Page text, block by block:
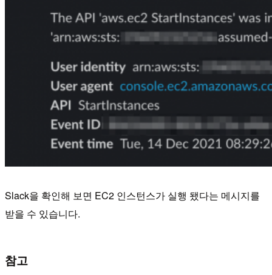
Slack을 확인해 보면 EC2 인스턴스가 실행 됐다는 메시지를
받을 수 있습니다.
참고